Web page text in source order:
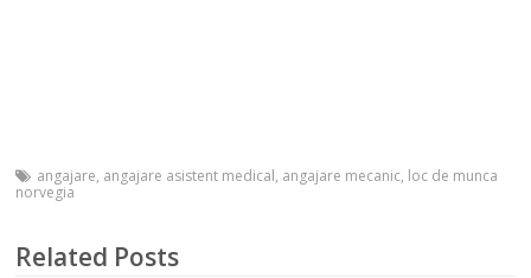
angajare, angajare asistent medical, angajare mecanic, loc de munca
norvegia
Related Posts